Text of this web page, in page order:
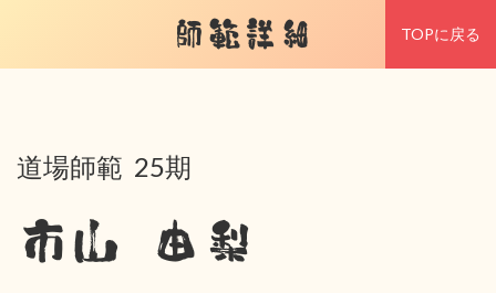
師範詳細 TOPに戻る
道場師範 25期
市山 由梨